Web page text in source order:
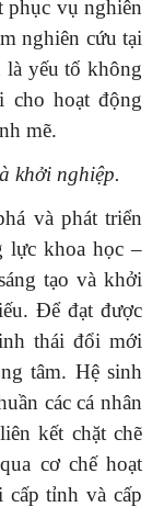
phục vụ nghiên
nghiên cứu tại
là yếu tố không
cho hoạt động
mẽ.
khởi nghiệp.
và phát triển
lực khoa học –
tạo và khởi
Để đạt được
thái đổi mới
tâm. Hệ sinh
các cá nhân
kết chặt chẽ
cơ chế hoạt
tỉnh và cấp